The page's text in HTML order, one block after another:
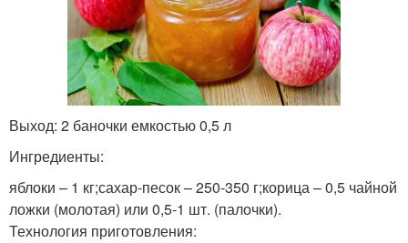
Выход: 2 баночки емкостью 0,5 л
Ингредиенты:
яблоки – 1 кг;сахар-песок – 250-350 г;корица – 0,5 чайной
ложки (молотая) или 0,5-1 шт. (палочки).
Технология приготовления: